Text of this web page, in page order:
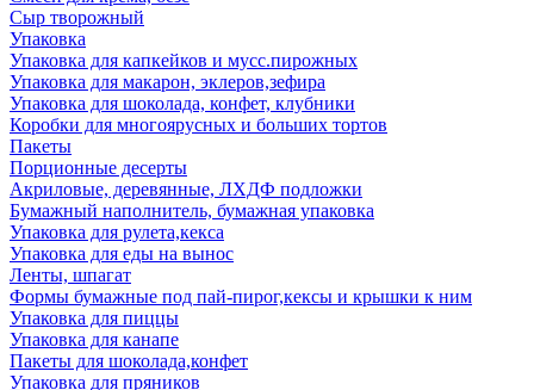
Сыр творожный
Упаковка
Упаковка для капкейков и мусс.пирожных
Упаковка для макарон, эклеров,зефира
Упаковка для шоколада, конфет, клубники
Коробки для многоярусных и больших тортов
Пакеты
Порционные десерты
Акриловые, деревянные, ЛХДФ подложки
Бумажный наполнитель, бумажная упаковка
Упаковка для рулета,кекса
Упаковка для еды на вынос
Ленты, шпагат
Формы бумажные под пай-пирог,кексы и крышки к ним
Упаковка для пиццы
Упаковка для канапе
Пакеты для шоколада,конфет
Упаковка для пряников